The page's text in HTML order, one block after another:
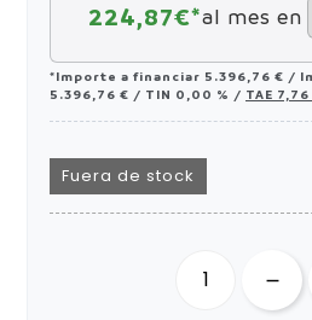
224,87€*al mes en
*Importe a financiar 5.396,76 € /
5.396,76 € / TIN 0,00 % / TAE 7,76
Fuera de stock